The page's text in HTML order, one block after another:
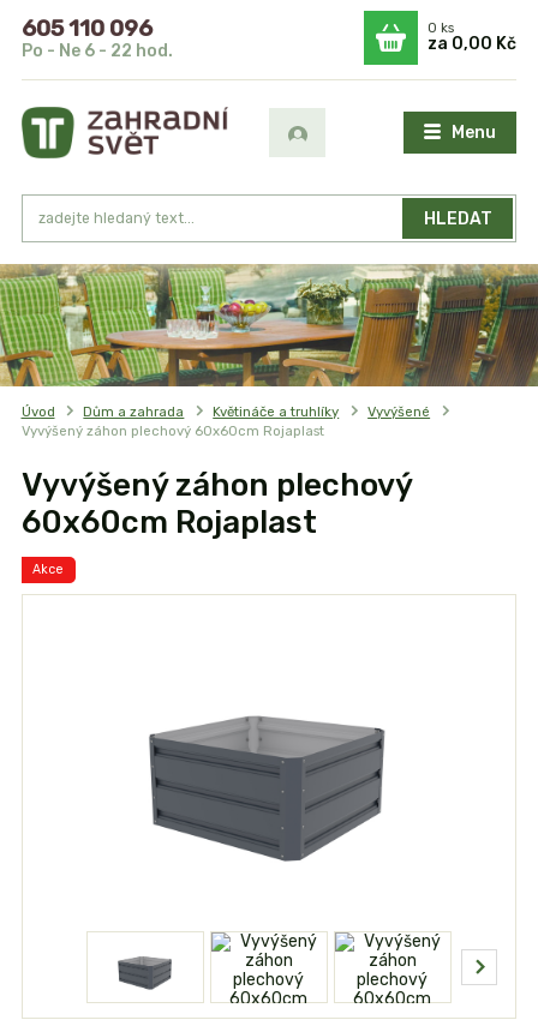
Menu
HLEDAT
605 110 096
Po - Ne 6 - 22 hod.
0ks
za 0,00 Kč
Úvod Dům a zahrada Květináče a truhlíky
Vyvýšené
Vyvýšený záhon plechový 60x60cm Rojaplast
Vyvýšený záhon plechový
60x60cm Rojaplast
Akce